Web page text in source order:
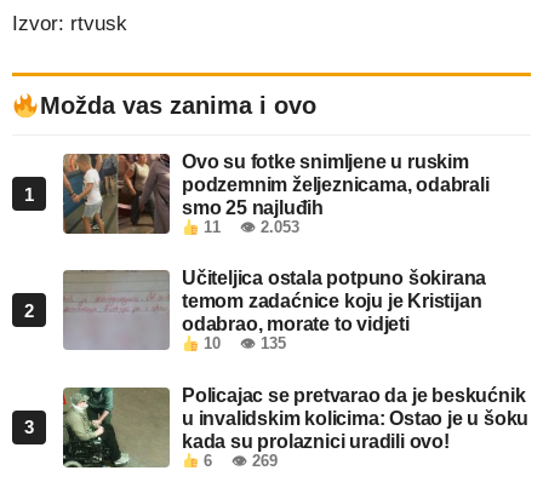
Izvor: rtvusk
Možda vas zanima i ovo
1
Ovo su fotke snimljene u ruskim
podzemnim željeznicama, odabrali
smo 25 najluđih
11 👁 2.053
2
Učiteljica ostala potpuno šokirana
temom zadaćnice koju je Kristijan
odabrao, morate to vidjeti
10 👁 135
3
Policajac se pretvarao da je beskućnik
u invalidskim kolicima: Ostao je u šoku
kada su prolaznici uradili ovo!
6 👁 269